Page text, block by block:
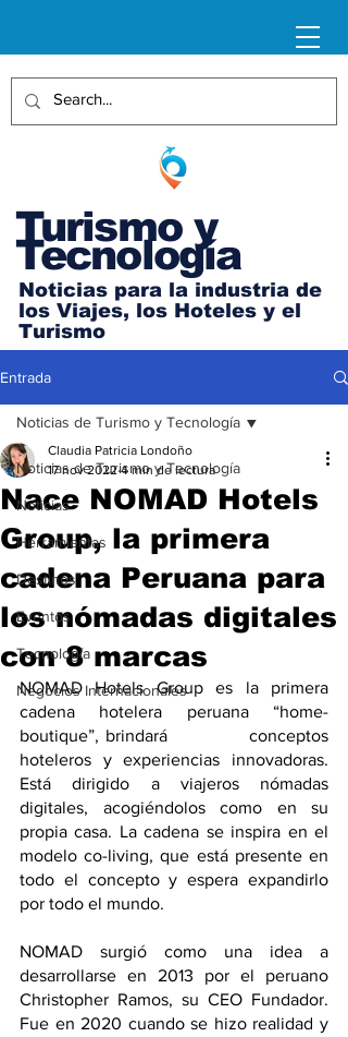
Turismo y
Tecnología
Noticias para la industria de
los Viajes, los Hoteles y el
Turismo
Entrada
Noticias de Turismo y Tecnología
Noticias
Herramientas
Destinos
Eventos
Tecnología
Negocios Internacionales
Noticias de Turismo y Tecnología
Nace NOMAD Hotels
Group, la primera
cadena Peruana para
los nómadas digitales
con 8 marcas
Claudia Patricia Londoño
17 nov 2022 4 min de lectura
NOMAD Hotels Group es la primera
cadena hotelera peruana “home-
boutique”, brindará            conceptos
hoteleros y experiencias innovadoras.
Está dirigido a viajeros nómadas
digitales, acogiéndolos como en su
propia casa. La cadena se inspira en el
modelo co-living, que está presente en
todo el concepto y espera expandirlo
por todo el mundo.
NOMAD surgió como una idea a
desarrollarse en 2013 por el peruano
Christopher Ramos, su CEO Fundador.
Fue en 2020 cuando se hizo realidad y